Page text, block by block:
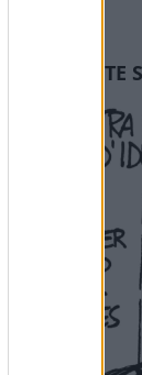
SEDUTE